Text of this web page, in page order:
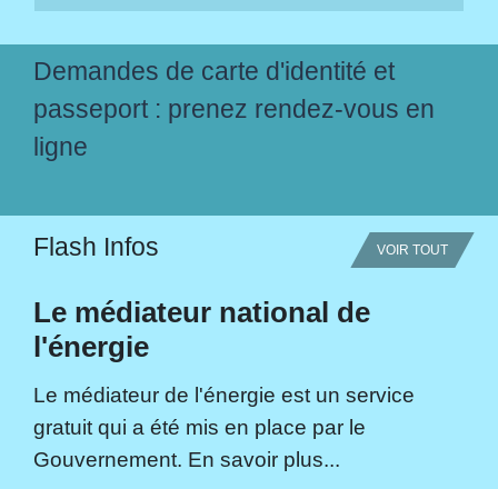
Demandes de carte d'identité et
passeport : prenez rendez-vous en
ligne
Flash Infos VOIR TOUT
Le médiateur national de
l'énergie
Le médiateur de l'énergie est un service
gratuit qui a été mis en place par le
Gouvernement. En savoir plus...